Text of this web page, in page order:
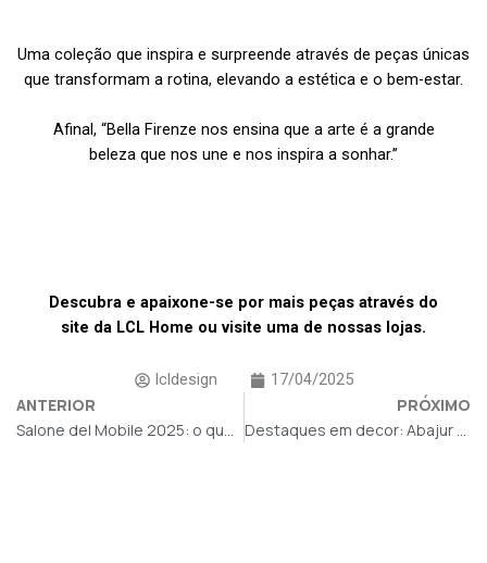
Uma coleção que inspira e surpreende através de peças únicas
que transformam a rotina, elevando a estética e o bem-estar.
Afinal, “Bella Firenze nos ensina que a arte é a grande
beleza que nos une e nos inspira a sonhar.”
Descubra e apaixone-se por mais peças através do
site da LCL Home ou visite uma de nossas lojas.
lcldesign 17/04/2025
ANTERIOR
Salone del Mobile 2025: o que há de melhor no mundo do design
PRÓXIMO
Destaques em decor: Abajur e vasos orgânicos